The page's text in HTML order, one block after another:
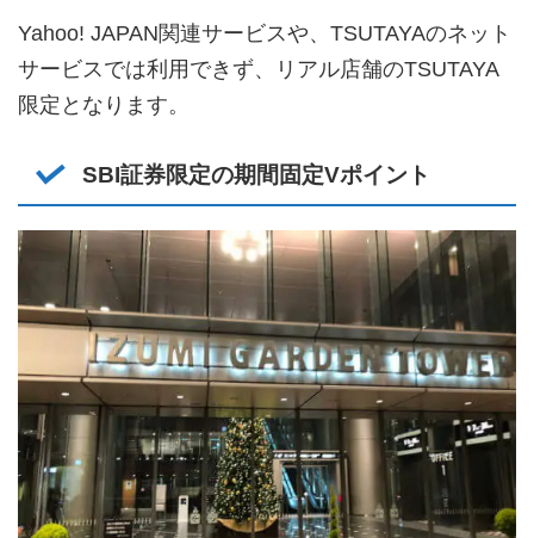
Yahoo! JAPAN関連サービスや、TSUTAYAのネット
サービスでは利用できず、リアル店舗のTSUTAYA
限定となります。
SBI証券限定の期間固定Vポイント